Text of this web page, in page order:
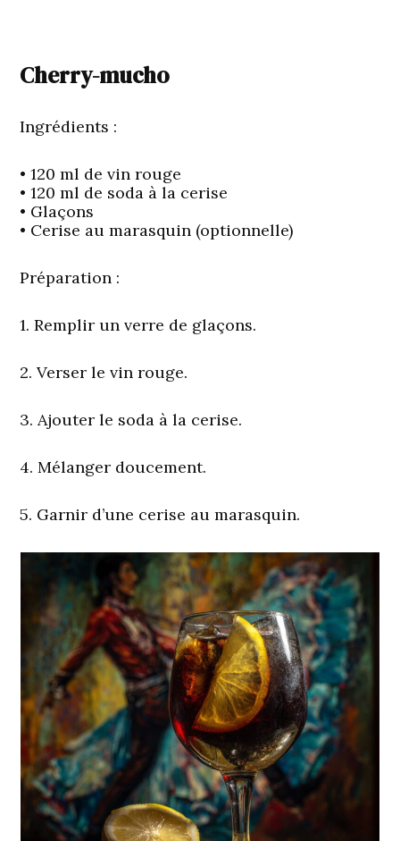
Cherry-mucho
Ingrédients :
• 120 ml de vin rouge
• 120 ml de soda à la cerise
• Glaçons
• Cerise au marasquin (optionnelle)
Préparation :
1. Remplir un verre de glaçons.
2. Verser le vin rouge.
3. Ajouter le soda à la cerise.
4. Mélanger doucement.
5. Garnir d’une cerise au marasquin.